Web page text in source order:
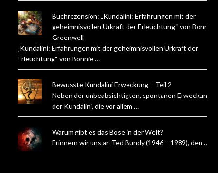
Buchrezension: „Kundalini: Erfahrungen mit der
geheimnisvollen Urkraft der Erleuchtung“ von Bonnie
Greenwell
„Kundalini: Erfahrungen mit der geheimnisvollen Urkraft der
Erleuchtung“ von Bonnie …
Bewusste Kundalini Erweckung – Teil 2
Neben der unbeabsichtigten, spontanen Erweckung
der Kundalini, die vor allem …
Warum gibt es das Böse in der Welt?
Erinnern wir uns an Ted Bundy (1946 – 1989), den …